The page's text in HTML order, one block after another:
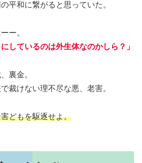
平和に繋がると思っていた。
ー。
しているのは外生体なのかしら？」
裏金。
裁けない理不尽な悪、老害。
どもを駆逐せよ。